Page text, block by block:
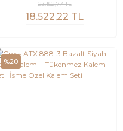
18.522,22 TL
23.152,77 TL
%20